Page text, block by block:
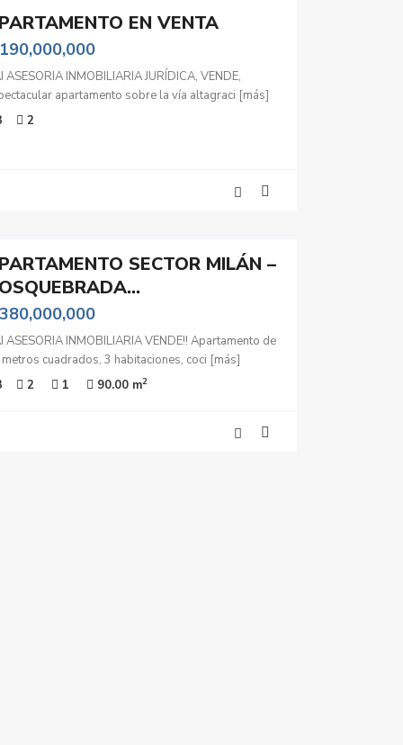
EN VENTA
ASESORIA INMOBILIARIA JURÍDICA, VENDE,
apartamento sobre la vía altagraci [más]
2
SECTOR MILÁN –
ASESORIA INMOBILIARIA VENDE!! Apartamento de
cuadrados, 3 habitaciones, coci [más]
2 1 90.00 m2